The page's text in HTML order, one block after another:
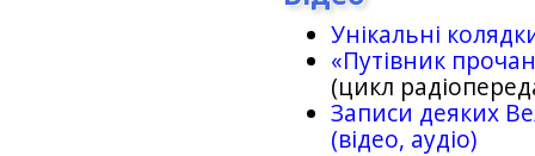
Унікальні
«Путівник
(цикл
Записи деяких
(відео, аудіо)